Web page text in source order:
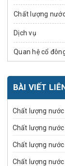
Chất lượng
Dịch vụ
Quan hệ cổ
BÀI VIẾT
Chất lượng
Chất lượng
Chất lượng
Chất lượng